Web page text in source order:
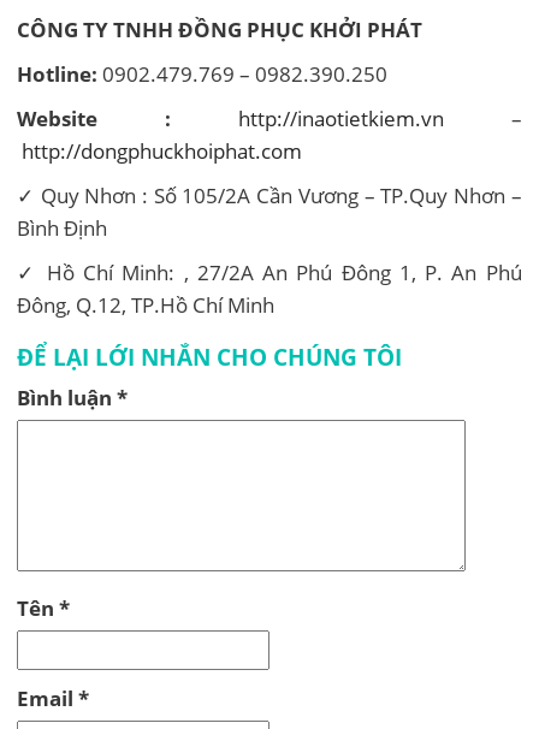
CÔNG TY TNHH ĐỒNG PHỤC KHỞI PHÁT
Hotline: 0902.479.769 – 0982.390.250
Website :
http://inaotietkiem.vn –
http://dongphuckhoiphat.com
✓ Quy Nhơn : Số 105/2A Cần Vương – TP.Quy Nhơn –
Bình Định
✓ Hồ Chí Minh: , 27/2A An Phú Đông 1, P. An Phú
Đông, Q.12, TP.Hồ Chí Minh
ĐỂ LẠI LỚI NHẮN CHO CHÚNG TÔI
Bình luận*
Tên*
Email*